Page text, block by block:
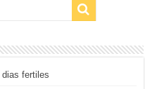
fertiles